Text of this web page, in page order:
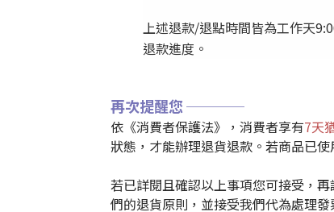
上述退款/退點時間皆為工作天
退款進度。
再次提醒您 ────
依《消費者保護法》，消費者享有7天
狀態，才能辦理退貨退款。若商品已
若已詳閱且確認以上事項您可接受，
們的退貨原則，並接受我們代為處理